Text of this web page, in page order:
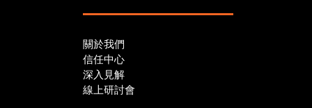
關於我們
信任中心
深入見解
線上研討會